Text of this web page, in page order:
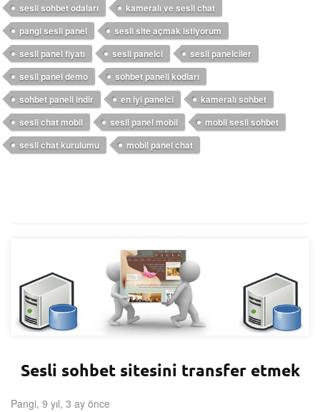
sesli sohbet odaları
kameralı ve sesli chat
pangi sesli panel
sesli site açmak istiyorum
sesli panel fiyatı
sesli panelci
sesli panelciler
sesli panel demo
sohbet paneli kodları
sohbet paneli indir
en iyi panelci
kameralı sohbet
sesli chat mobil
sesli panel mobil
mobil sesli sohbet
sesli chat kurulumu
mobil panel chat
Sesli sohbet sitesini transfer etmek
Pangi, 9 yıl, 3 ay önce